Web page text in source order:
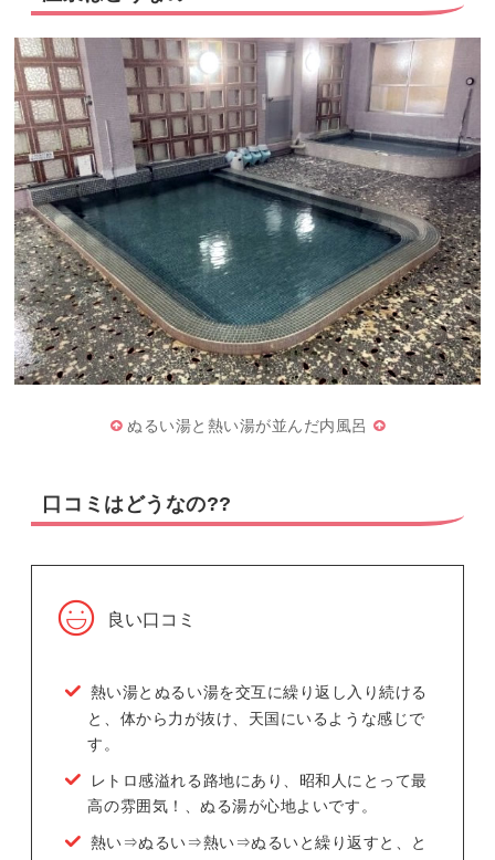
ぬるい湯と熱い湯が並んだ内風呂
口コミはどうなの??
良い口コミ
熱い湯とぬるい湯を交互に繰り返し入り続ける
と、体から力が抜け、天国にいるような感じで
す。
レトロ感溢れる路地にあり、昭和人にとって最
高の雰囲気！、ぬる湯が心地よいです。
熱い⇒ぬるい⇒熱い⇒ぬるいと繰り返すと、と